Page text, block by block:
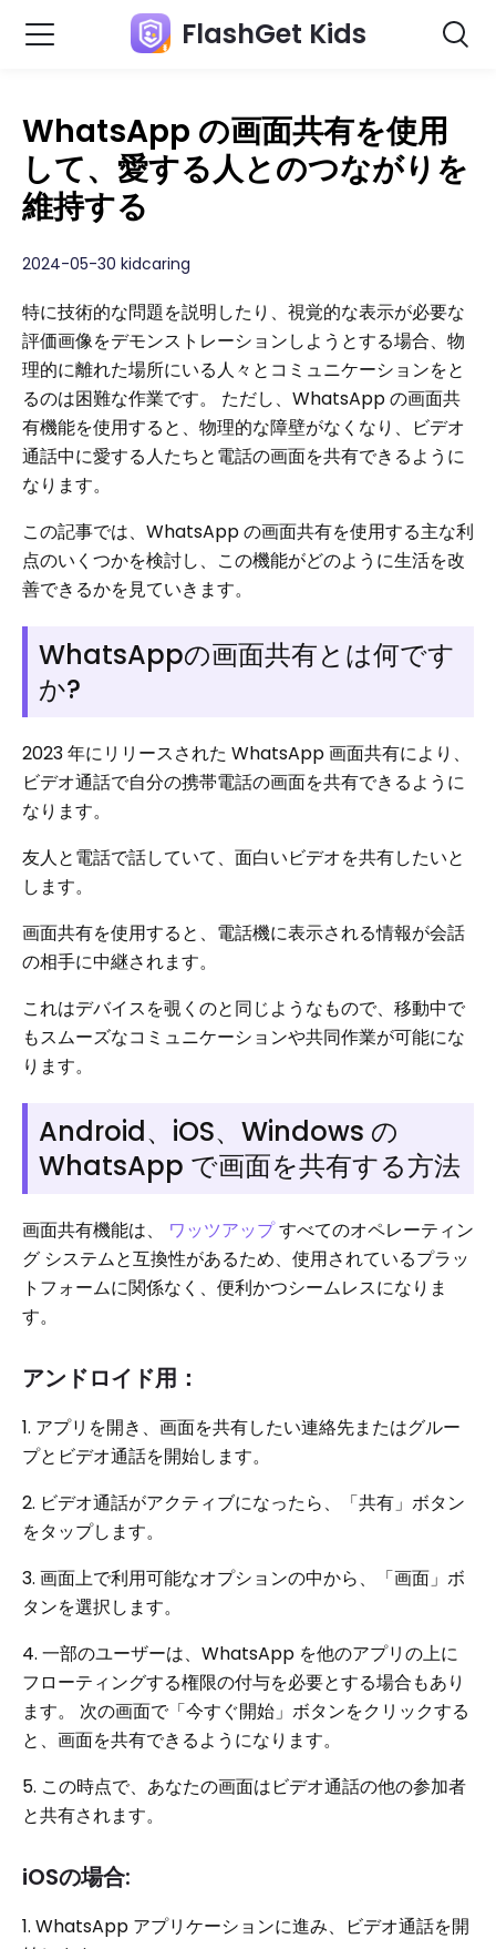
FlashGet Kids
WhatsApp の画面共有を使用
して、愛する人とのつながりを
維持する
2024-05-30 kidcaring
特に技術的な問題を説明したり、視覚的な表示が必要な
評価画像をデモンストレーションしようとする場合、物
理的に離れた場所にいる人々とコミュニケーションをと
るのは困難な作業です。 ただし、WhatsApp の画面共
有機能を使用すると、物理的な障壁がなくなり、ビデオ
通話中に愛する人たちと電話の画面を共有できるように
なります。
この記事では、WhatsApp の画面共有を使用する主な利
点のいくつかを検討し、この機能がどのように生活を改
善できるかを見ていきます。
WhatsAppの画面共有とは何です
か?
2023 年にリリースされた WhatsApp 画面共有により、
ビデオ通話で自分の携帯電話の画面を共有できるように
なります。
友人と電話で話していて、面白いビデオを共有したいと
します。
画面共有を使用すると、電話機に表示される情報が会話
の相手に中継されます。
これはデバイスを覗くのと同じようなもので、移動中で
もスムーズなコミュニケーションや共同作業が可能にな
ります。
Android、iOS、Windows の
WhatsApp で画面を共有する方法
画面共有機能は、 ワッツアップすべてのオペレーティン
グ システムと互換性があるため、使用されているプラ​​ッ
トフォームに関係なく、便利かつシームレスになりま
す。
アンドロイド用：
1. アプリを開き、画面を共有したい連絡先またはグルー
プとビデオ通話を開始します。
2. ビデオ通話がアクティブになったら、「共有」ボタン
をタップします。
3. 画面上で利用可能なオプションの中から、「画面」ボ
タンを選択します。
4. 一部のユーザーは、WhatsApp を他のアプリの上に
フローティングする権限の付与を必要とする場合もあり
ます。 次の画面で「今すぐ開始」ボタンをクリックする
と、画面を共有できるようになります。
5. この時点で、あなたの画面はビデオ通話の他の参加者
と共有されます。
iOSの場合:
1. WhatsApp アプリケーションに進み、ビデオ通話を開